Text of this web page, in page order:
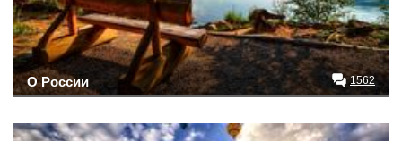
О России 1562